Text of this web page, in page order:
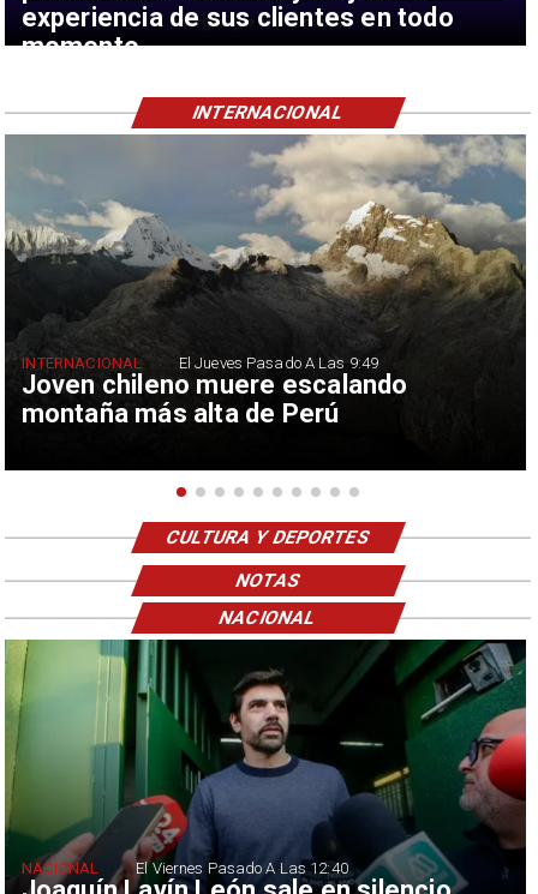
experiencia de sus clientes en todo
momento
Joven chileno muere escalando
montaña más alta de Perú
INTERNACIONAL El Jueves Pasado A Las 9:49
INTERNACIONAL
CULTURA Y DEPORTES
NOTAS
NACIONAL El Viernes Pasado A Las 12:40
NACIONAL